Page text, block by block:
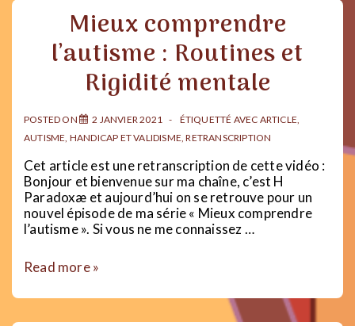
Mieux comprendre
l’autisme : Routines et
Rigidité mentale
POSTED ON 2 JANVIER 2021 ÉTIQUETTÉ AVEC ARTICLE,
AUTISME, HANDICAP ET VALIDISME,RETRANSCRIPTION
Cet article est une retranscription de cette vidéo :
Bonjour et bienvenue sur ma chaîne, c’est H
Paradoxæ et aujourd’hui on se retrouve pour un
nouvel épisode de ma série « Mieux comprendre
l’autisme ». Si vous ne me connaissez …
Mieux
l’autisme
Read more »